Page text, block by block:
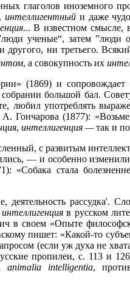
глаголов иноземного
,интеллигентный и даже
... В известном смысле,
ученые“, затем ”люди
другого, ни третьего.
, а совокупность их
(1869) и сопровождает
большой бал.
любил употреблять
Гончарова (1877):
, интеллигенция —так и
с развитым
— и особенно
«Собака стала
деятельность рассудка'.
интеллигенция в русском
своем «Опыте
пишет: «Какой-то
(если уж духа не
пропилеи, с. 113 и
animalia intelligentia,